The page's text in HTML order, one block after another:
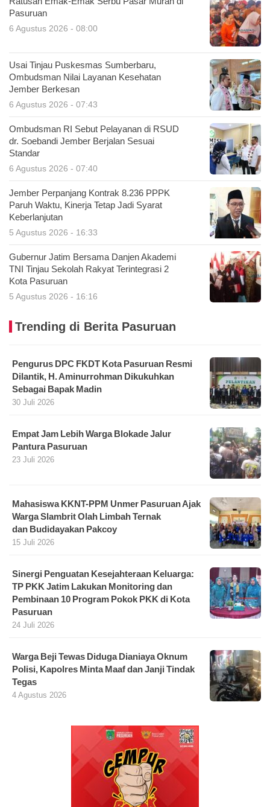
Pasuruan
6 Agustus 2026 - 08:00
Usai Tinjau Puskesmas Sumberbaru,
Ombudsman Nilai Layanan Kesehatan
Jember Berkesan
6 Agustus 2026 - 07:43
Ombudsman RI Sebut Pelayanan di RSUD
dr. Soebandi Jember Berjalan Sesuai
Standar
6 Agustus 2026 - 07:40
Jember Perpanjang Kontrak 8.236 PPPK
Paruh Waktu, Kinerja Tetap Jadi Syarat
Keberlanjutan
5 Agustus 2026 - 16:33
Gubernur Jatim Bersama Danjen Akademi
TNI Tinjau Sekolah Rakyat Terintegrasi 2
Kota Pasuruan
5 Agustus 2026 - 16:16
Trending di Berita Pasuruan
Pengurus DPC FKDT Kota Pasuruan Resmi
Dilantik, H. Aminurrohman Dikukuhkan
Sebagai Bapak Madin
30 Juli 2026
Empat Jam Lebih Warga Blokade Jalur
Pantura Pasuruan
23 Juli 2026
Mahasiswa KKNT-PPM Unmer Pasuruan Ajak
Warga Slambrit Olah Limbah Ternak
dan Budidayakan Pakcoy
15 Juli 2026
Sinergi Penguatan Kesejahteraan Keluarga:
TP PKK Jatim Lakukan Monitoring dan
Pembinaan 10 Program Pokok PKK di Kota
Pasuruan
24 Juli 2026
Warga Beji Tewas Diduga Dianiaya Oknum
Polisi, Kapolres Minta Maaf dan Janji Tindak
Tegas
4 Agustus 2026